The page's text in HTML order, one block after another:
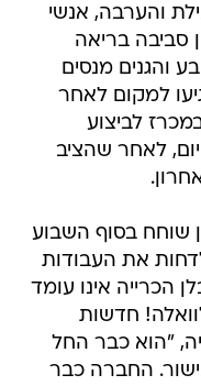
והערבה, אנשי
סביבה בריאה
והגנים מנסים
למקום לאחר
לביצוע
לאחר שהציב
שוחח בסוף השבוע
את העבודות
הכרייה אינו עומד
חדשות
"הוא כבר החל
החברה כבר